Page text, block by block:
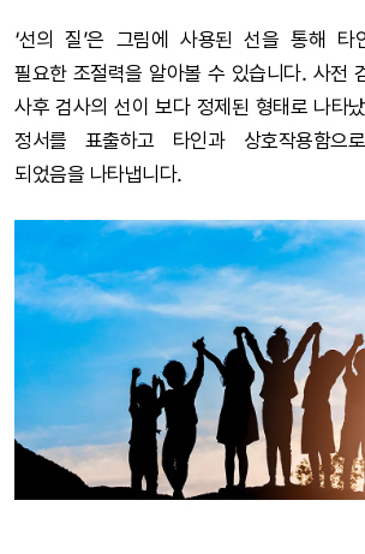
‘선의 질’은 그림에 사용된 선을 통해 타
필요한 조절력을 알아볼 수 있습니다. 사전
사후 검사의 선이 보다 정제된 형태로 나타
정서를 표출하고 타인과 상호작용함으
되었음을 나타냅니다.